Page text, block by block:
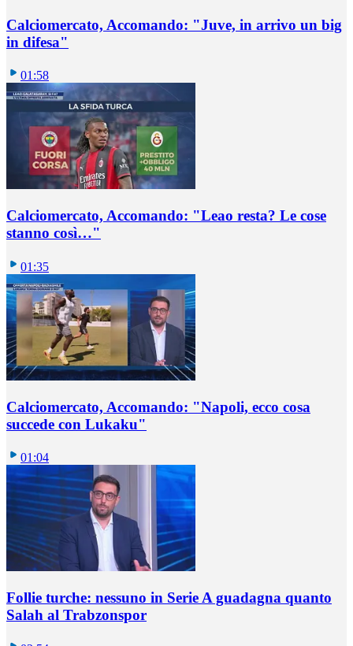
Calciomercato, Accomando: "Juve, in arrivo un big
in difesa"
01:58
Calciomercato, Accomando: "Leao resta? Le cose
stanno così…"
01:35
Calciomercato, Accomando: "Napoli, ecco cosa
succede con Lukaku"
01:04
Follie turche: nessuno in Serie A guadagna quanto
Salah al Trabzonspor